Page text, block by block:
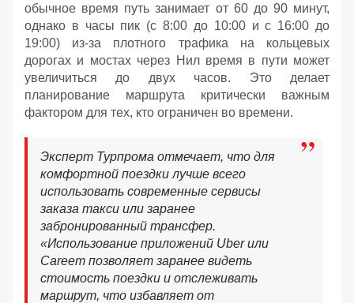
обычное время путь занимает от 60 до 90 минут,
однако в часы пик (с 8:00 до 10:00 и с 16:00 до
19:00) из-за плотного трафика на кольцевых
дорогах и мостах через Нил время в пути может
увеличиться до двух часов. Это делает
планирование маршрута критически важным
фактором для тех, кто ограничен во времени.
Эксперт Турпрома отмечает, что для
комфортной поездки лучше всего
использовать современные сервисы
заказа такси или заранее
забронированный трансфер.
«Использование приложений Uber или
Careem позволяет заранее видеть
стоимость поездки и отслеживать
маршрут, что избавляет от